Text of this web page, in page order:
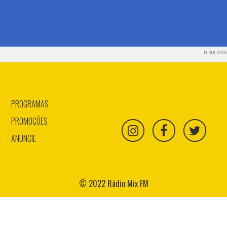
PUBLICIDADE
PROGRAMAS
PROMOÇÕES
ANUNCIE
© 2022 Rádio Mix FM